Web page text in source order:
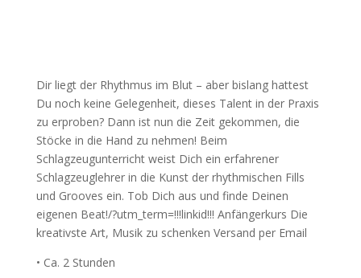
Dir liegt der Rhythmus im Blut – aber bislang hattest
Du noch keine Gelegenheit, dieses Talent in der Praxis
zu erproben? Dann ist nun die Zeit gekommen, die
Stöcke in die Hand zu nehmen! Beim
Schlagzeugunterricht weist Dich ein erfahrener
Schlagzeuglehrer in die Kunst der rhythmischen Fills
und Grooves ein. Tob Dich aus und finde Deinen
eigenen Beat!/?utm_term=!!!linkid!!! Anfängerkurs Die
kreativste Art, Musik zu schenken Versand per Email
• Ca. 2 Stunden